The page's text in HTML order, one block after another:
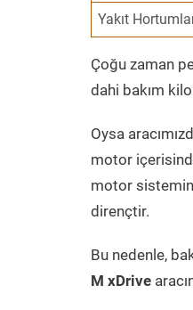
Yakıt
Çoğu zaman
dahi bakım
Oysa
motor
motor
dirençtir.
Bu nedenle,
M xDrive